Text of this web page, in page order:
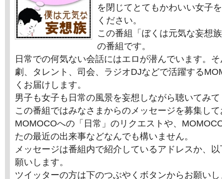
を閉じてとてもかわいい女子
ください。
この番組「ぼくは元気な妄想
の番組です。
日常での何気ない会話にはエロが潜んでいます。
劇、タレント、司会、ラジオDJなどで活躍する
くお届けします。
男子も女子も日常の風景を妄想しながら聴いてみ
この番組ではみなさまからのメッセージを募集し
MOMOCOへの「日常」のリクエストや、
たの最近の出来事などなんでも構いません。
メッセージは番組内で紹介しているアドレスか、
願いします。
ツイッターの方は下のつぶやくボタンからお願い